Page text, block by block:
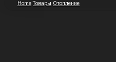
Home Товары Отопление